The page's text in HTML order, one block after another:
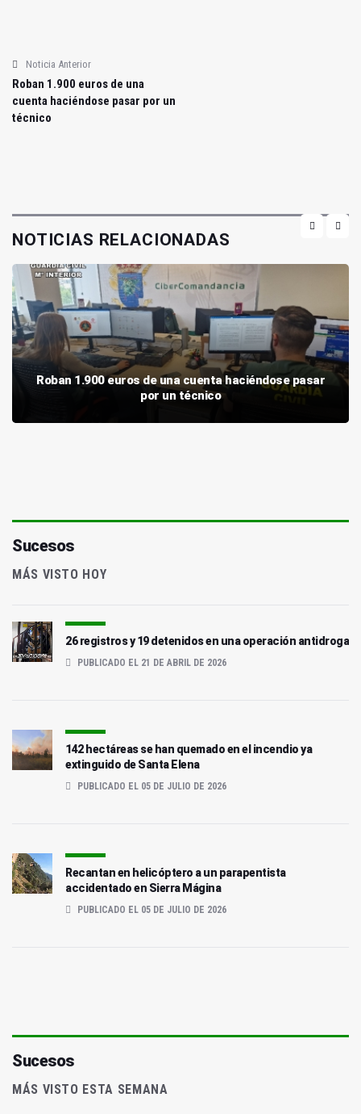
Noticia Anterior
Roban 1.900 euros de una
cuenta haciéndose pasar por un
técnico
NOTICIAS RELACIONADAS
Roban 1.900 euros de una cuenta haciéndose pasar
por un técnico
Sucesos
MÁS VISTO HOY
26 registros y 19 detenidos en una operación antidroga
PUBLICADO EL 21 DE ABRIL DE 2026
142 hectáreas se han quemado en el incendio ya
extinguido de Santa Elena
PUBLICADO EL 05 DE JULIO DE 2026
Recantan en helicóptero a un parapentista
accidentado en Sierra Mágina
PUBLICADO EL 05 DE JULIO DE 2026
Sucesos
MÁS VISTO ESTA SEMANA